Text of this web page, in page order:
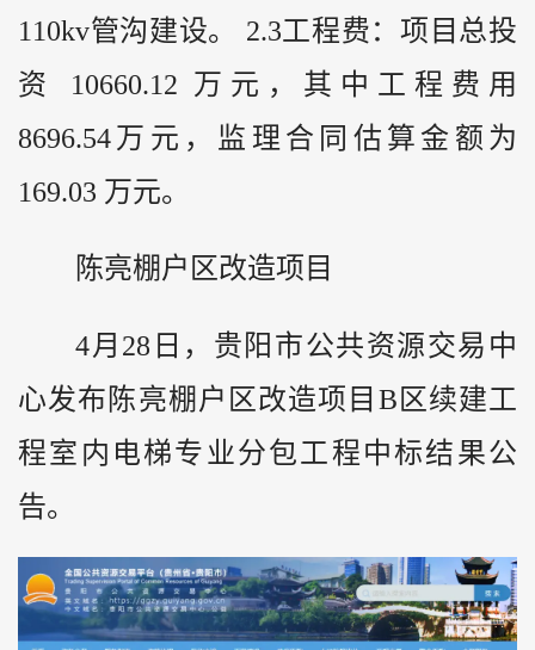
110kv管沟建设。 2.3工程费：项目总投
资 10660.12 万元，其中工程费用
8696.54万元，监理合同估算金额为
169.03 万元。
陈亮棚户区改造项目
4月28日，贵阳市公共资源交易中
心发布陈亮棚户区改造项目B区续建工
程室内电梯专业分包工程中标结果公
告。